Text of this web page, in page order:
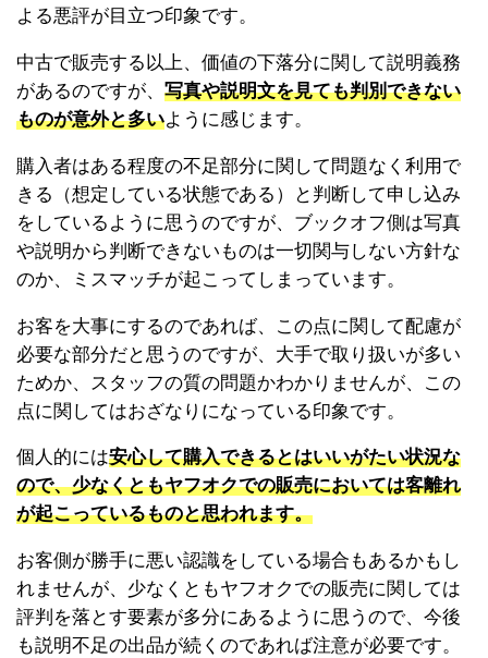
よる悪評が目立つ印象です。
中古で販売する以上、価値の下落分に関して説明義務
があるのですが、 写真や説明文を見ても判別できない
ものが意外と多いように感じます。
購入者はある程度の不足部分に関して問題なく利用で
きる（想定している状態である）と判断して申し込み
をしているように思うのですが、ブックオフ側は写真
や説明から判断できないものは一切関与しない方針な
のか、ミスマッチが起こってしまっています。
お客を大事にするのであれば、この点に関して配慮が
必要な部分だと思うのですが、大手で取り扱いが多い
ためか、スタッフの質の問題かわかりませんが、この
点に関してはおざなりになっている印象です。
個人的には安心して購入できるとはいいがたい状況な
ので、少なくともヤフオクでの販売においては客離れ
が起こっているものと思われます。
お客側が勝手に悪い認識をしている場合もあるかもし
れませんが、少なくともヤフオクでの販売に関しては
評判を落とす要素が多分にあるように思うので、今後
も説明不足の出品が続くのであれば注意が必要です。